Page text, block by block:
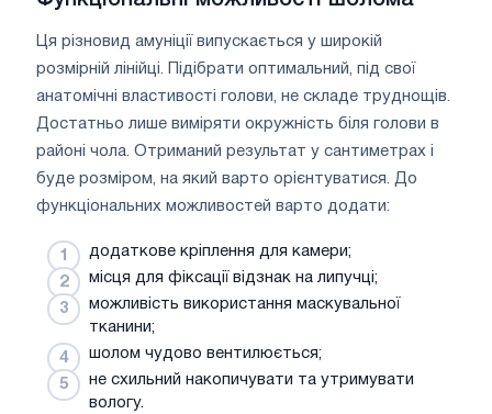
Ця різновид амуніції випускається у широкій
розмірній лінійці. Підібрати оптимальний, під свої
анатомічні властивості голови, не складе труднощів.
Достатньо лише виміряти окружність біля голови в
районі чола. Отриманий результат у сантиметрах і
буде розміром, на який варто орієнтуватися. До
функціональних можливостей варто додати:
додаткове кріплення для камери;
місця для фіксації відзнак на липучці;
можливість використання маскувальної
тканини;
шолом чудово вентилюється;
не схильний накопичувати та утримувати
вологу.